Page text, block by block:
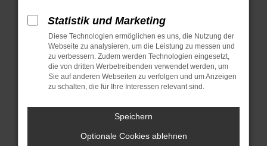
Stelle sicher, dass dein Browser und dein
Betriebssystem auf dem neuesten Stand
sind.
Veraltete Software birgt nicht nur ein
Sicherheitsrisiko, sondern kann auch dazu
mehr unterstützt werden.
Wende dich an den Webseitenbetreiber.
Statistik und Marketing
Diese Technologien ermöglichen es uns, die Nutzung der
Webseite zu analysieren, um die Leistung zu messen und
zu verbessern. Zudem werden Technologien eingesetzt,
die von dritten Werbetreibenden verwendet werden, um
Sie auf anderen Webseiten zu verfolgen und um Anzeigen
zu schalten, die für Ihre Interessen relevant sind.
Speichern
Optionale Cookies ablehnen